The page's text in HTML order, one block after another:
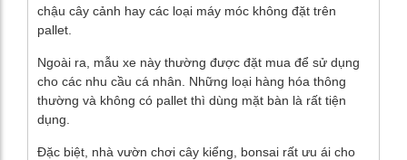
chậu cây cảnh hay các loại máy móc không đặt trên
pallet.
Ngoài ra, mẫu xe này thường được đặt mua để sử dụng
cho các nhu cầu cá nhân. Những loại hàng hóa thông
thường và không có pallet thì dùng mặt bàn là rất tiện
dụng.
Đặc biệt, nhà vườn chơi cây kiểng, bonsai rất ưu ái cho